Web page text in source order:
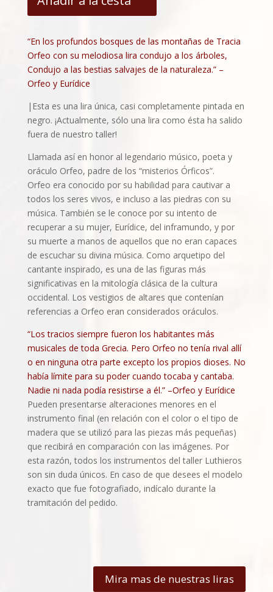
“En los profundos bosques de las montañas de Tracia
Orfeo con su melodiosa lira condujo a los árboles,
Condujo a las bestias salvajes de la naturaleza.” –
Orfeo y Eurídice
|Esta es una lira única, casi completamente pintada en
negro. ¡Actualmente, sólo una lira como ésta ha salido
fuera de nuestro taller!
Llamada así en honor al legendario músico, poeta y
oráculo Orfeo, padre de los “misterios Órficos”.
Orfeo era conocido por su habilidad para cautivar a
todos los seres vivos, e incluso a las piedras con su
música. También se le conoce por su intento de
recuperar a su mujer, Eurídice, del inframundo, y por
su muerte a manos de aquellos que no eran capaces
de escuchar su divina música. Como arquetipo del
cantante inspirado, es una de las figuras más
significativas en la mitología clásica de la cultura
occidental. Los vestigios de altares que contenían
referencias a Orfeo eran considerados oráculos.
“Los tracios siempre fueron los habitantes más
musicales de toda Grecia. Pero Orfeo no tenía rival allí
o en ninguna otra parte excepto los propios dioses. No
había límite para su poder cuando tocaba y cantaba.
Nadie ni nada podía resistirse a él.” –Orfeo y Eurídice
Pueden presentarse alteraciones menores en el
instrumento final (en relación con el color o el tipo de
madera que se utilizó para las piezas más pequeñas)
que recibirá en comparación con las imágenes. Por
esta razón, todos los instrumentos del taller Luthieros
son sin duda únicos. En caso de que desees el modelo
exacto que fue fotografiado, indícalo durante la
tramitación del pedido.
Mira mas de nuestras liras